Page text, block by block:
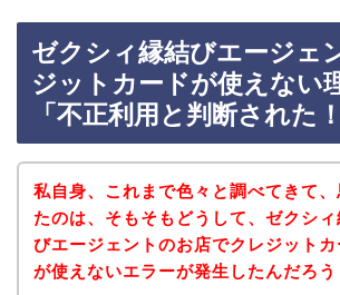
ゼクシィ縁結びエージェ
ジットカードが使えない
「不正利用と判断された！
私自身、これまで色々と調べてきて、
たのは、そもそもどうして、ゼクシィ
びエージェントのお店でクレジットカ
が使えないエラーが発生したんだろう